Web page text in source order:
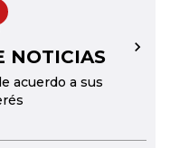
NOTICIAS
acuerdo a sus
→